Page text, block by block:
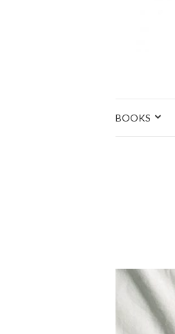
BOOKS